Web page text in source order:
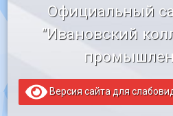
Образовательный кредит
Официальный
"Ивановский
Версия сайта для